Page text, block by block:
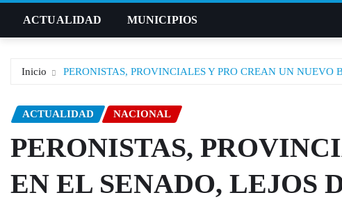
ACTUALIDAD MUNICIPIOS
Inicio PERONISTAS, PROVINCIALES Y PRO CREAN UN
ACTUALIDAD NACIONAL
PERONISTAS,
EN EL SENADO, LEJOS